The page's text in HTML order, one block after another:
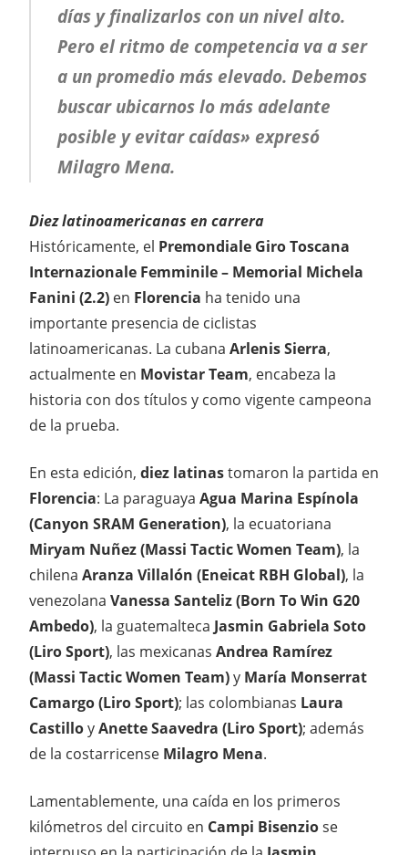
días y finalizarlos con un nivel alto.
Pero el ritmo de competencia va a ser
a un promedio más elevado. Debemos
buscar ubicarnos lo más adelante
posible y evitar caídas» expresó
Milagro Mena.
Diez latinoamericanas en carrera
Históricamente, el Premondiale Giro Toscana
Internazionale Femminile – Memorial Michela
Fanini (2.2) en Florencia ha tenido una
importante presencia de ciclistas
latinoamericanas. La cubana Arlenis Sierra,
actualmente en Movistar Team, encabeza la
historia con dos títulos y como vigente campeona
de la prueba.
En esta edición, diez latinastomaron la partida en
Florencia: La paraguaya Agua Marina Espínola
(Canyon SRAM Generation), la ecuatoriana
Miryam Nuñez (Massi Tactic Women Team), la
chilena Aranza Villalón (Eneicat RBH Global), la
venezolana Vanessa Santeliz (Born To Win G20
Ambedo), la guatemalteca Jasmin Gabriela Soto
(Liro Sport), las mexicanas Andrea Ramírez
(Massi Tactic Women Team)y María Monserrat
Camargo (Liro Sport); las colombianas Laura
CastilloyAnette Saavedra (Liro Sport); además
de la costarricense Milagro Mena.
Lamentablemente, una caída en los primeros
kilómetros del circuito en Campi Bisenziose